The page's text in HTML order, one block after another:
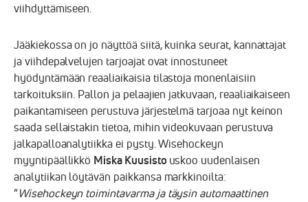
viihdyttämiseen.
Jääkiekossa on jo näyttöä siitä, kuinka seurat, kannattajat
ja viihdepalvelujen tarjoajat ovat innostuneet
hyödyntämään reaaliaikaisia tilastoja monenlaisiin
tarkoituksiin. Pallon ja pelaajien jatkuvaan, reaaliaikaiseen
paikantamiseen perustuva järjestelmä tarjoaa nyt keinon
saada sellaistakin tietoa, mihin videokuvaan perustuva
jalkapalloanalytiikka ei pysty. Wisehockeyn
myyntipäällikkö Miska Kuusisto uskoo uudenlaisen
analytiikan löytävän paikkansa markkinoilta:
”Wisehockeyn toimintavarma ja täysin automaattinen